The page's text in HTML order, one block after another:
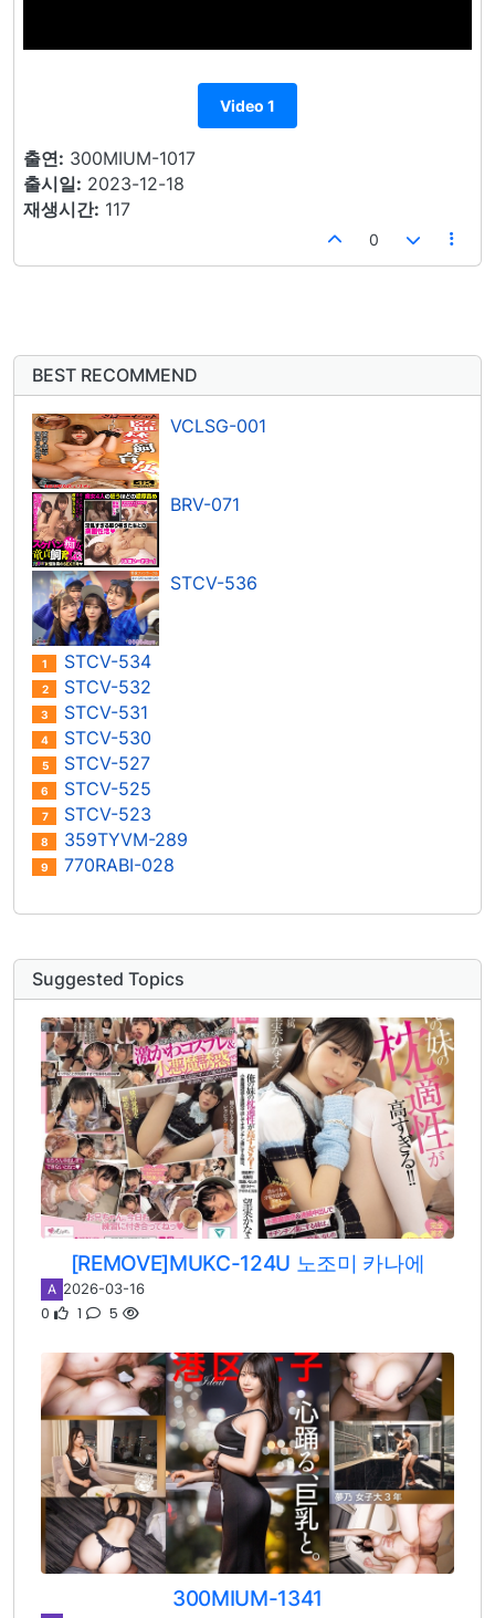
Video 1
출연: 300MIUM-1017
출시일: 2023-12-18
재생시간: 117
0
BEST RECOMMEND
VCLSG-001
BRV-071
STCV-536
1 STCV-534
2 STCV-532
3 STCV-531
4 STCV-530
5 STCV-527
6 STCV-525
7 STCV-523
8 359TYVM-289
9 770RABI-028
Suggested Topics
[REMOVE]MUKC-124U 노조미 카나에
A 2026-03-16
0 1 5
300MIUM-1341